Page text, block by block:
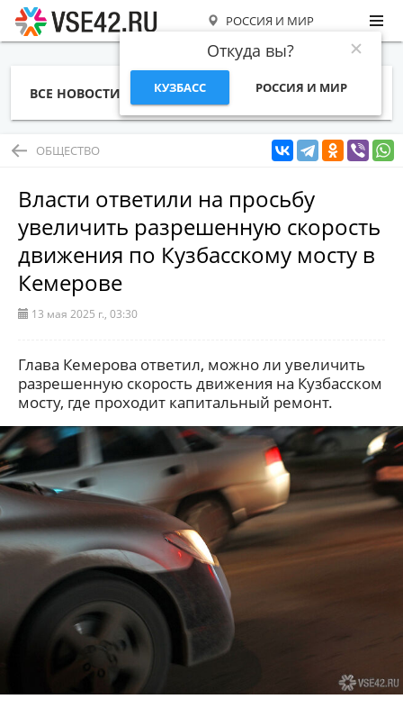
РОССИЯ И МИР
Откуда вы?
КУЗБАСС РОССИЯ И МИР
ВСЕ НОВОСТИ СТАТЬИ ТЕМЫ ФОТО
ОБЩЕСТВО
Власти ответили на просьбу
увеличить разрешенную скорость
движения по Кузбасскому мосту в
Кемерове
13 мая 2025 г., 03:30
Глава Кемерова ответил, можно ли увеличить
разрешенную скорость движения на Кузбасском
мосту, где проходит капитальный ремонт.